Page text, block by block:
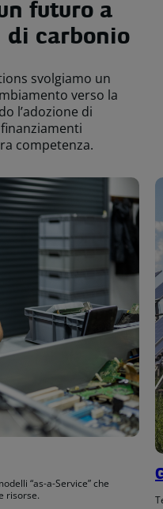
futuro a
di carbonio
svolgiamo un
verso la
l’adozione di
competenza.
“as-a-Service” che
risorse.